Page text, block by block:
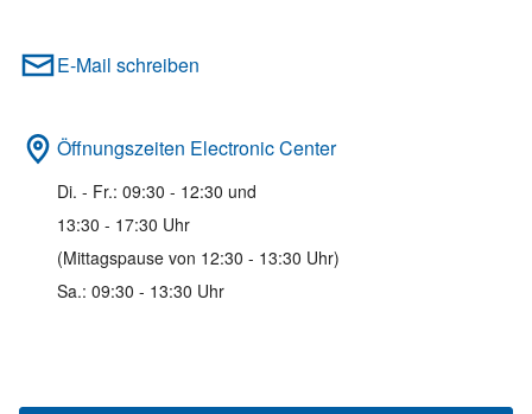
E-Mail schreiben
Öffnungszeiten Electronic Center
Di. - Fr.: 09:30 - 12:30 und
13:30 - 17:30 Uhr
(Mittagspause von 12:30 - 13:30 Uhr)
Sa.: 09:30 - 13:30 Uhr